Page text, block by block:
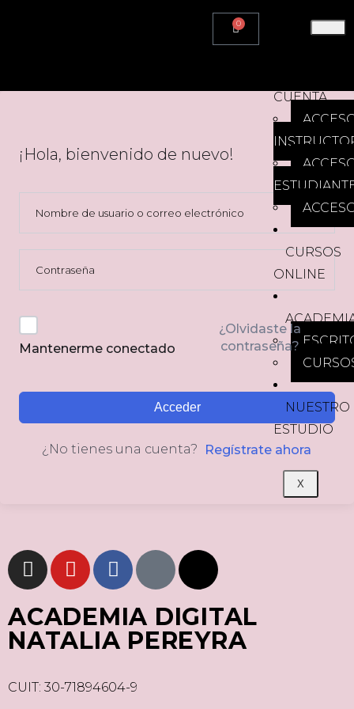
0
CUENTA
CURSOS
ONLINE
NUESTRO
ESTUDIO
X
¡Hola, bienvenido de nuevo!
Mantenerme conectado
¿Olvidaste la
contraseña?
Acceder
¿No tienes una cuenta? Regístrate ahora
ACADEMIA DIGITAL
NATALIA PEREYRA
CUIT: 30-71894604-9